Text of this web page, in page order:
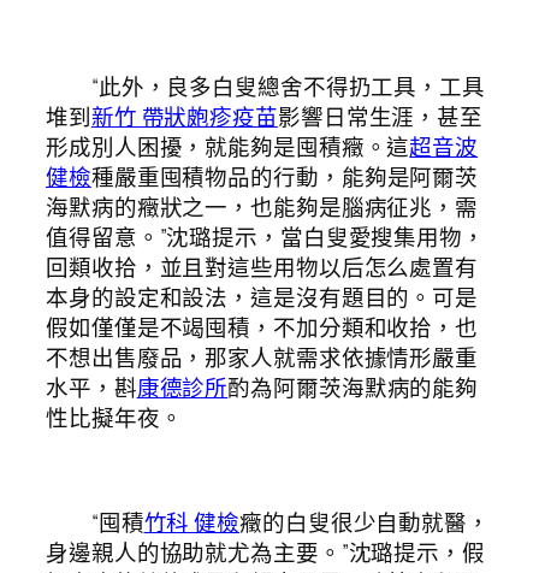
“此外，良多白叟總舍不得扔工具，工具
堆到新竹 帶狀皰疹疫苗影響日常生涯，甚至
形成別人困擾，就能夠是囤積癥。這超音波
健檢種嚴重囤積物品的行動，能夠是阿爾茨
海默病的癥狀之一，也能夠是腦病征兆，需
值得留意。”沈璐提示，當白叟愛搜集用物，
回類收拾，並且對這些用物以后怎么處置有
本身的設定和設法，這是沒有題目的。可是
假如僅僅是不竭囤積，不加分類和收拾，也
不想出售廢品，那家人就需求依據情形嚴重
水平，斟康德診所酌為阿爾茨海默病的能夠
性比擬年夜。
“囤積竹科 健檢癥的白叟很少自動就醫，
身邊親人的協助就尤為主要。”沈璐提示，假